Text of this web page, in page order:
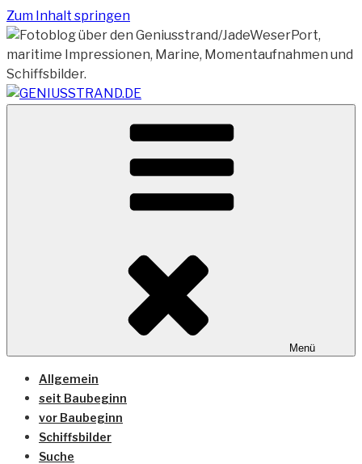
Zum Inhalt springen
GENIUSSTRAND.DE
Vom Geniusstrand zum JadeWeserPort/Container
Terminal Wilhelmshaven
Menü
Allgemein
seit Baubeginn
vor Baubeginn
Schiffsbilder
Suche